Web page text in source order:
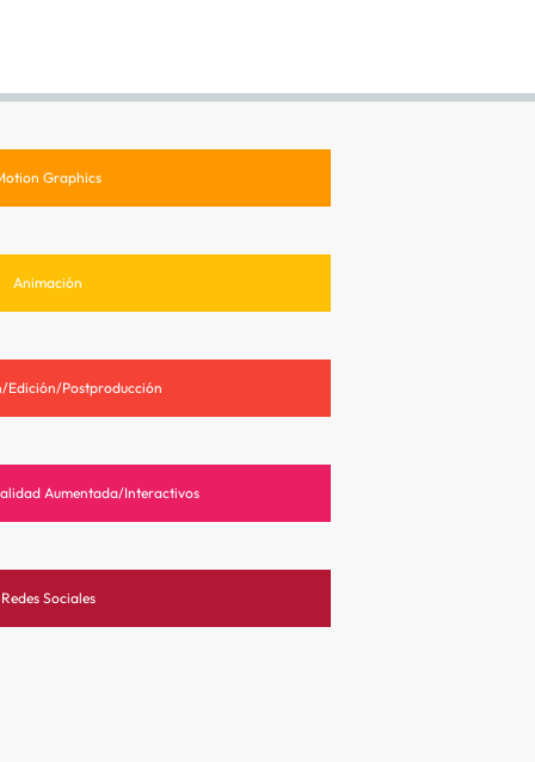
Graphics
Animación
Edición/Postproducción
Aumentada/Interactivos
Redes Sociales